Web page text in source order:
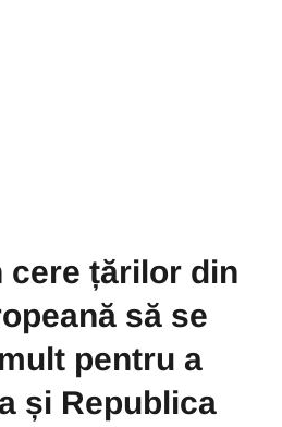
cere țărilor din
să se
pentru a
și Republica